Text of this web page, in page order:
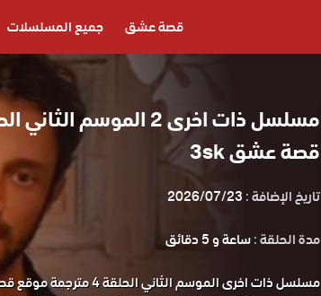
قصة عشق جميع المسلسلات
قصة عشق 3sk
تاريخ الإضافة :2026/07/23
مدة الحلقة :ساعة و 5 دقائق
مسلسل ذات اخرى الموسم